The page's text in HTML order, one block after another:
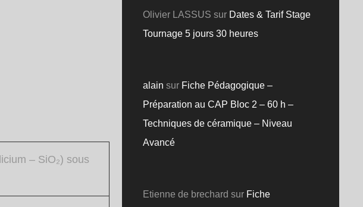
– SiO₂) sous
Olivier LASSUS sur Dates & Tarif Stage
Tournage 5 jours 30 heures
alain sur Fiche Pédagogique –
Préparation au CAP Bloc 2 – 60 h –
Techniques de céramique – Niveau
Avancé
Etienne de brechard sur Fiche